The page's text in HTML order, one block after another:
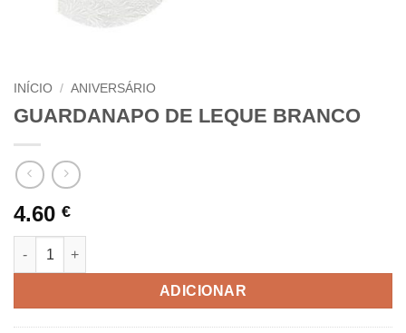
INÍCIO / ANIVERSÁRIO
GUARDANAPO DE LEQUE BRANCO
4.60 €
Quantidade de GUARDANAPO DE LEQUE BRANCO
ADICIONAR